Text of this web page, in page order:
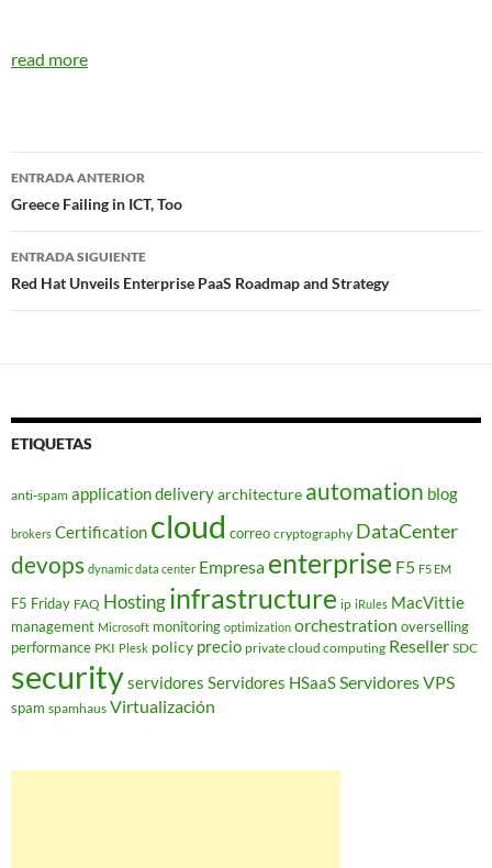
read more
Navegador
de
entradas
ENTRADA ANTERIOR
Greece Failing in ICT, Too
ENTRADA SIGUIENTE
Red Hat Unveils Enterprise PaaS Roadmap and Strategy
ETIQUETAS
anti-spam application deliveryarchitecture automation blog
brokers Certification cloud correo cryptography DataCenter
devops dynamic data center Empresa enterprise F5 F5 EM
F5 Friday FAQ Hostinginfrastructure ip iRules MacVittie
management Microsoft monitoring optimization orchestration overselling
performance PKI Plesk policy precio private cloud computing Reseller SDC
securityservidores Servidores HSaaSServidores VPS
spam spamhaus Virtualización